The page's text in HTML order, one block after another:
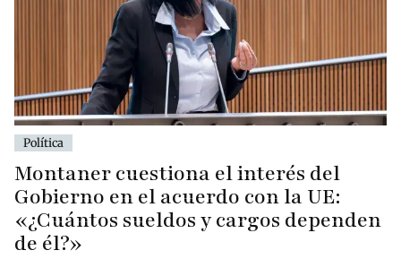
Política
Montaner cuestiona el interés del
Gobierno en el acuerdo con la UE:
«¿Cuántos sueldos y cargos dependen
de él?»